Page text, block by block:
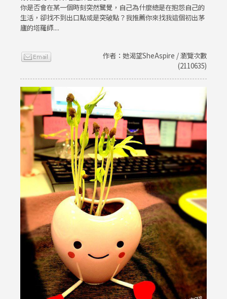
你是否會在某一個時刻突然驚覺，自己為什麼總是在抱怨自己的
生活，卻找不到出口點或是突破點？我推薦你來找我這個初出茅
廬的塔羅師....
作者：她渴望SheAspire / 瀏覽次數
(2110635)